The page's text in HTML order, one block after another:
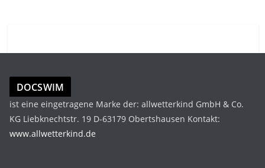
DOCSWIM
ist eine eingetragene Marke der: allwetterkind GmbH & Co.
KG Liebknechtstr. 19 D-63179 Obertshausen Kontakt:
www.allwetterkind.de